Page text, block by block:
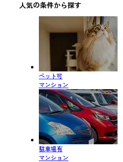
人気の条件から探す
ペット可
マンション
駐車場有
マンション